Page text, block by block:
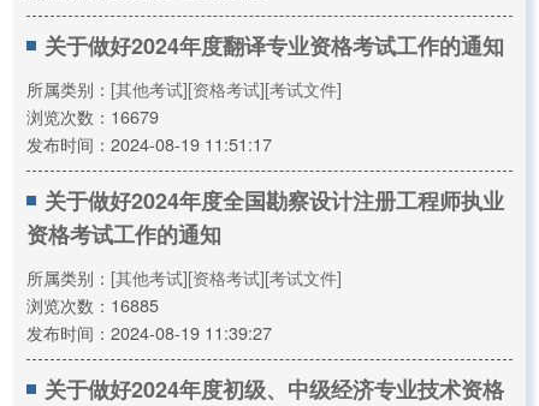
关于做好2024年度翻译专业资格考试工作的通知
所属类别： [其他考试][资格考试][考试文件]
浏览次数：16679
发布时间：2024-08-19 11:51:17
关于做好2024年度全国勘察设计注册工程师执业
资格考试工作的通知
所属类别： [其他考试][资格考试][考试文件]
浏览次数：16885
发布时间：2024-08-19 11:39:27
关于做好2024年度初级、中级经济专业技术资格